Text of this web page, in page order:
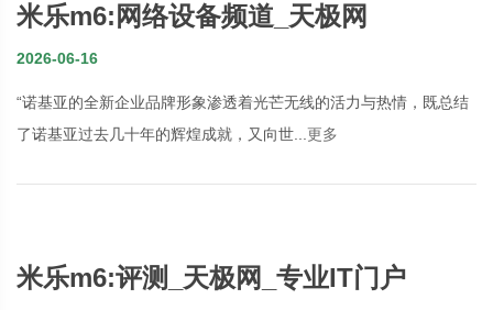
米乐m6:网络设备频道_天极网
2026-06-16
“诺基亚的全新企业品牌形象渗透着光芒无线的活力与热情，既总结
了诺基亚过去几十年的辉煌成就，又向世... 更多
米乐m6:评测_天极网_专业IT门户